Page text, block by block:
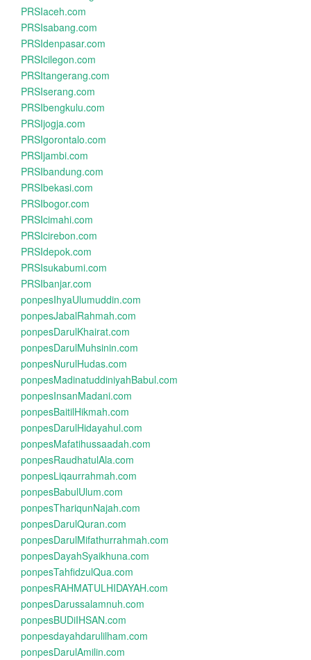
PRSIaceh.com
PRSIsabang.com
PRSIdenpasar.com
PRSIcilegon.com
PRSItangerang.com
PRSIserang.com
PRSIbengkulu.com
PRSIjogja.com
PRSIgorontalo.com
PRSIjambi.com
PRSIbandung.com
PRSIbekasi.com
PRSIbogor.com
PRSIcimahi.com
PRSIcirebon.com
PRSIdepok.com
PRSIsukabumi.com
PRSIbanjar.com
ponpesIhyaUlumuddin.com
ponpesJabalRahmah.com
ponpesDarulKhairat.com
ponpesDarulMuhsinin.com
ponpesNurulHudas.com
ponpesMadinatuddiniyahBabul.com
ponpesInsanMadani.com
ponpesBaitilHikmah.com
ponpesDarulHidayahul.com
ponpesMafatihussaadah.com
ponpesRaudhatulAla.com
ponpesLiqaurrahmah.com
ponpesBabulUlum.com
ponpesThariqunNajah.com
ponpesDarulQuran.com
ponpesDarulMifathurrahmah.com
ponpesDayahSyaikhuna.com
ponpesTahfidzulQua.com
ponpesRAHMATULHIDAYAH.com
ponpesDarussalamnuh.com
ponpesBUDiIHSAN.com
ponpesdayahdarulilham.com
ponpesDarulAmilin.com